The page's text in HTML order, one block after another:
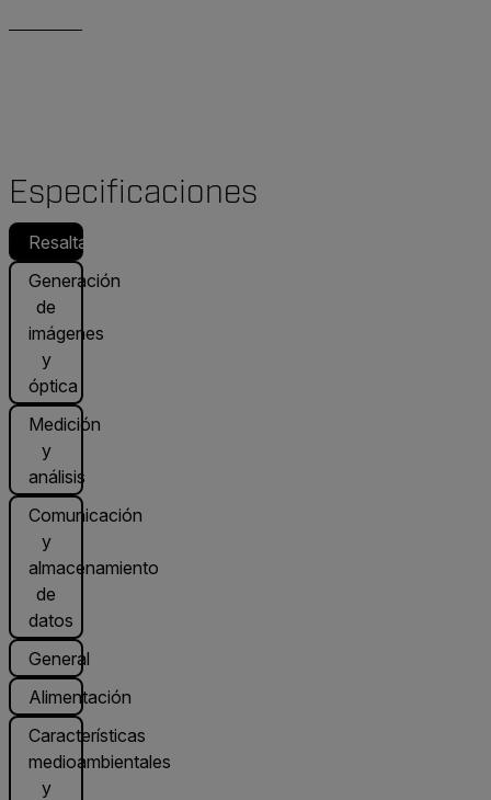
Especificaciones
Resaltado
Generación
de
imágenes
y
óptica
Medición
y
análisis
Comunicación
y
almacenamiento
de
datos
General
Alimentación
Características
medioambientales
y